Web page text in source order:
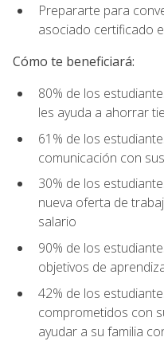
Prepararte para
asociado certificado
Cómo te beneficiará:
80% de los
les ayuda a ahorrar
61% de los
comunicación con
30% de los
nueva oferta de
salario
90% de los
objetivos de
42% de los
comprometidos con
ayudar a su familia